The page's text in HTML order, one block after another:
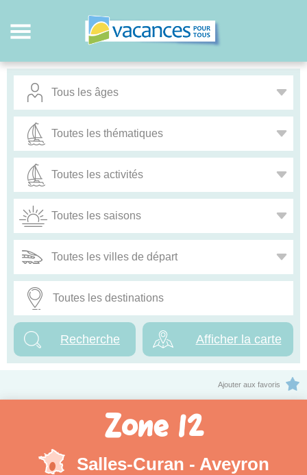
Afficher la carte
Ajouter aux favoris
Zone 12
Salles-Curan - Aveyron